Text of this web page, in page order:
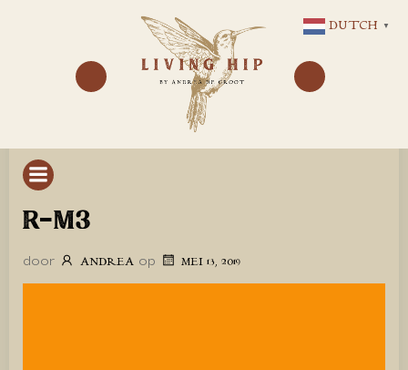
NAAR
DE
INHOUD
R-M3
door ANDREA op MEI 13, 2019
DUTCH ▼